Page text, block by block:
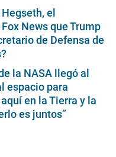
el
News que Trump
de Defensa de
la NASA llegó al
espacio para
en la Tierra y la
es juntos”